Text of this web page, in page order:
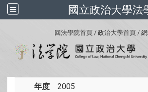
國立政治大學法
回法學院首頁 / 政治大學首頁 /
年度 2005